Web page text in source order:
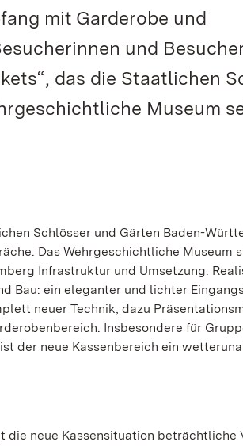
mit Garderobe und
und
das die Staatlichen
Museum
Schlösser und Gärten Baden-
Das Wehrgeschichtliche Museum
Infrastruktur und Umsetzung.
Bau: ein eleganter und lichter
neuer Technik, dazu
Insbesondere für
der neue Kassenbereich ein
neue Kassensituation beträchtliche